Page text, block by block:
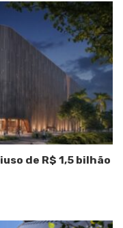
de R$ 1,5 bilhão